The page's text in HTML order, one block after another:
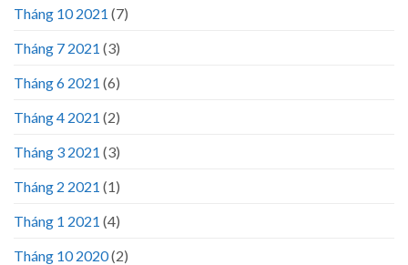
Tháng 10 2021 (7)
Tháng 7 2021 (3)
Tháng 6 2021 (6)
Tháng 4 2021 (2)
Tháng 3 2021 (3)
Tháng 2 2021 (1)
Tháng 1 2021 (4)
Tháng 10 2020(2)